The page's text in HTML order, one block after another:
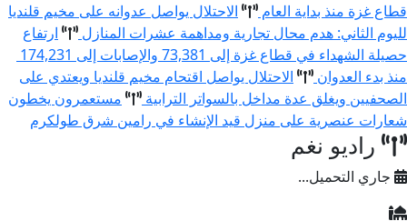
قطاع غزة منذ بداية العام
الاحتلال يواصل عدوانه على مخيم قلنديا
لليوم الثاني: هدم محال تجارية ومداهمة عشرات المنازل
ارتفاع
منذ بدء العدوان
الاحتلال يواصل اقتحام مخيم قلنديا ويعتدي على
الصحفيين ويغلق عدة مداخل بالسواتر الترابية
مستعمرون يخطون
شعارات عنصرية على منزل قيد الإنشاء في رامين شرق طولكرم
راديو نغم
جاري التحميل...